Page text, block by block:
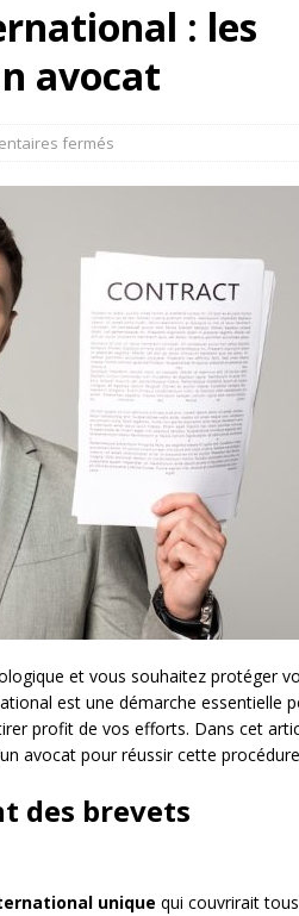
: les
avocat
fermés
et vous souhaitez protéger
est une démarche essentielle
profit de vos efforts. Dans cet
avocat pour réussir cette
des brevets
unique qui couvrirait